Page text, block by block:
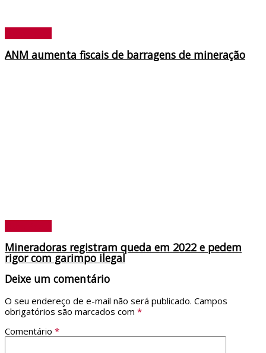
ANM aumenta fiscais de barragens de mineração
Mineradoras registram queda em 2022 e pedem
rigor com garimpo ilegal
Deixe um comentário
O seu endereço de e-mail não será publicado. Campos
obrigatórios são marcados com *
Comentário *